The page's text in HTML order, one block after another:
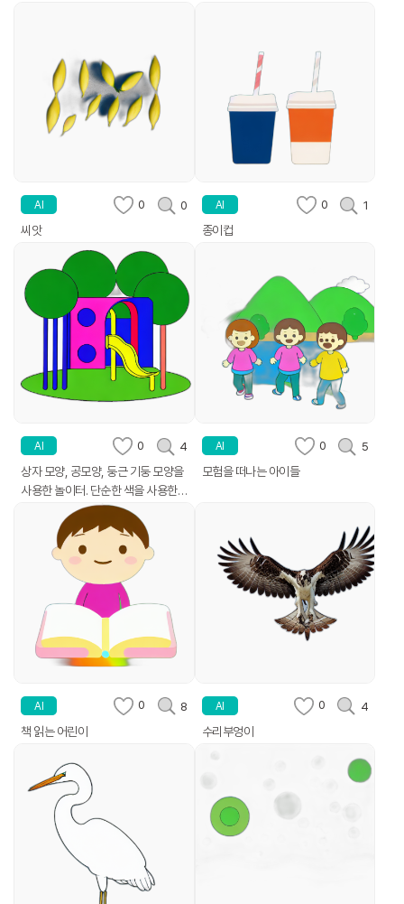
AI 0 0
씨앗
AI 0 1
종이컵
AI 0 4
상자 모양, 공모양, 둥근 기둥 모양을
사용한 놀이터. 단순한 색을 사용한
AI 0 5
모험을 떠나는 아이들
AI 0 8
책 읽는 어린이
AI 0 4
수리부엉이